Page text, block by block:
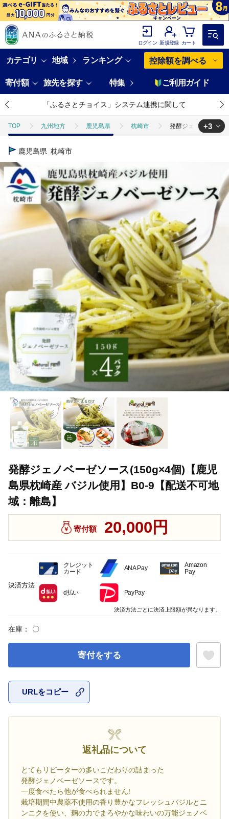
ログイン 新規登録 カート
カテゴリ 地域 ランキング 控除額を調べる
寄付額 旅先を探す 特集 ご利用ガイド
「ふるさとチョイス」システム連携に関して
TOP 九州地方 鹿児島県 枕崎市 発酵ジェノベーゼソ
TOP
TOP
TOP 加工食品 調味料 発酵ジェノベ
+3
鹿児島県 枕崎市
発酵ジェノベーゼソース(150g×4個)【鹿児
島県枕崎産 バジル使用】B0-9【配送不可地
域：離島】
寄付額 20,000円
在庫： 〇
寄付をする
URLをコピー
返礼品について
とてもリピーターの多いこだわりの詰まった
発酵ジェノベーゼソースです。
一度食べたら他が食べられません!
栽培期間中農薬不使用の香り豊かなフレッシュバジルとニ
ンニクを使い、麹の力でまろやかな味わいの万能ジェノベ
決済方法
クレジット
カード
ANA Pay
Amazon
Pay
d払い PayPay
決済方法ごとに決済上限額が異なります。